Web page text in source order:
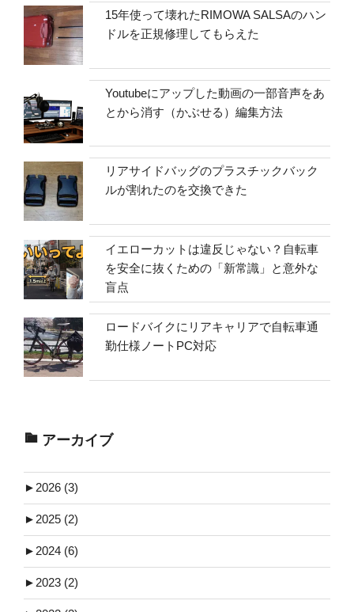
15年使って壊れたRIMOWA SALSAのハン
ドルを正規修理してもらえた
Youtubeにアップした動画の一部音声をあ
とから消す（かぶせる）編集方法
リアサイドバッグのプラスチックバック
ルが割れたのを交換できた
イエローカットは違反じゃない？自転車
を安全に抜くための「新常識」と意外な
盲点
ロードバイクにリアキャリアで自転車通
勤仕様ノートPC対応
アーカイブ
► 2026 (3)
► 2025 (2)
► 2024 (6)
► 2023 (2)